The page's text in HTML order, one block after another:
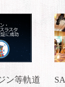
ン等軌道